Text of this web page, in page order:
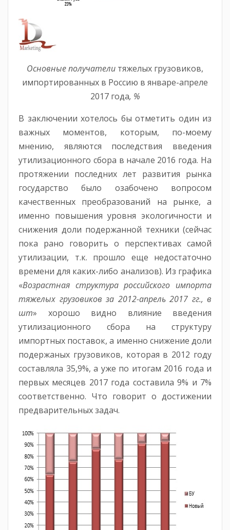
Основные получатели тяжелых грузовиков,
импортированных в Россию в январе-апреле
2017 года, %
В заключении хотелось бы отметить один из
важных моментов, которым, по-моему
мнению, являются последствия введения
утилизационного сбора в начале 2016 года. На
протяжении последних лет развития рынка
государство было озабочено вопросом
качественных преобразований на рынке, а
именно повышения уровня экологичности и
снижения доли подержанной техники (сейчас
пока рано говорить о перспективах самой
утилизации, т.к. прошло еще недостаточно
времени для каких-либо анализов). Из графика
«Возрастная структура российского импорта
тяжелых грузовиков за 2012-апрель 2017 гг., в
шт» хорошо видно влияние введения
утилизационного сбора на структуру
импортных поставок, а именно снижение доли
подержаных грузовиков, которая в 2012 году
составляла 35,9%, а уже по итогам 2016 года и
первых месяцев 2017 года составила 9% и 7%
соответственно. Что говорит о достижении
предварительных задач.